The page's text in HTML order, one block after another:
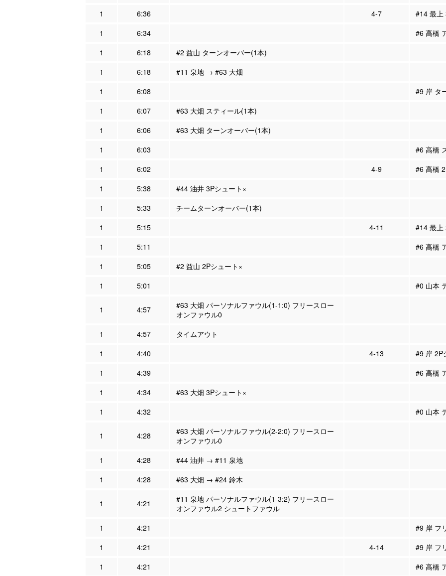
1
6:36 4-7
#14 最上
1
6:34
#6 高橋
1
6:18
#2 益山 ターンオーバー(1本)
1
6:18
#11 泉地 → #63 大畑
1
6:08
#9 岸 タ
1
6:07
#63 大畑 スティール(1本)
1
6:06
#63 大畑 ターンオーバー(1本)
1
6:03
#6 高橋
1
6:02 4-9
#6 高橋
1
5:38
#44 油井 3Pシュート×
1
5:33
チームターンオーバー(1本)
1
5:15 4-11
#14 最上
1
5:11
#6 高橋
1
5:05
#2 益山 2Pシュート×
1
5:01 #0 山本
1 4:57
#63 大畑 パーソナルファウル(1-1:0) フリースロー
オンファウル0
1
4:57
タイムアウト
1
4:40 4-13
#9 岸 2P
1
4:39
#6 高橋
1
4:34
#63 大畑 3Pシュート×
1
4:32 #0 山本
1 4:28
#63 大畑 パーソナルファウル(2-2:0) フリースロー
オンファウル0
1
4:28
#44 油井 → #11 泉地
1
4:28 #63 大畑 → #24 鈴木
1 4:21
#11 泉地 パーソナルファウル(1-3:2) フリースロー
オンファウル2 シュートファウル
1
4:21
#9 岸 フ
1
4:21 4-14
#9 岸 フ
1
4:21 #6 高橋